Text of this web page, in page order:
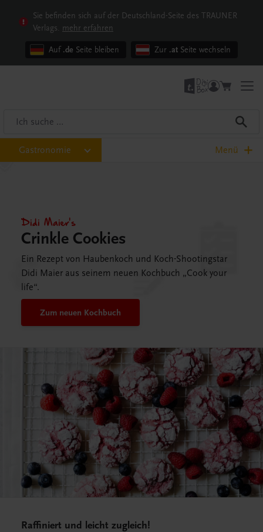
Sie befinden sich auf der Deutschland-Seite des TRAUNER
Verlags. mehr erfahren
Auf .de Seite bleiben Zur .at Seite wechseln
Gastronomie Menü
Didi Maier's
Crinkle Cookies
Ein Rezept von Haubenkoch und Koch-Shootingstar
Didi Maier aus seinem neuen Kochbuch „Cook your
life“.
Zum neuen Kochbuch
Raffiniert und leicht zugleich!